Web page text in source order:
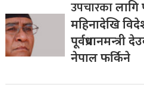
उपचारकालागि
महिनादेखि
पूर्वप्रधानमन्त्री
नेपाल फर्किने